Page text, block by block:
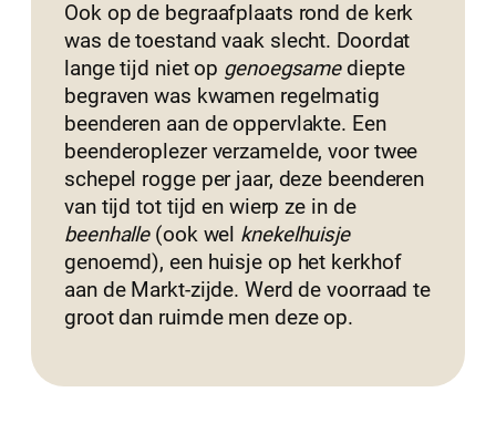
Ook op de begraafplaats rond de kerk
was de toestand vaak slecht. Doordat
lange tijd niet op genoegsamediepte
begraven was kwamen regelmatig
beenderen aan de oppervlakte. Een
beenderoplezer verzamelde, voor twee
schepel rogge per jaar, deze beenderen
van tijd tot tijd en wierp ze in de
beenhalle(ook wel knekelhuisje
genoemd), een huisje op het kerkhof
aan de Markt-zijde. Werd de voorraad te
groot dan ruimde men deze op.